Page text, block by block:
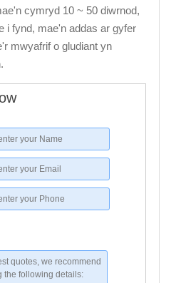
cymryd 10 ~ 50 diwrnod,
i fynd, mae'n addas ar gyfer
mwyafrif o gludiant yn